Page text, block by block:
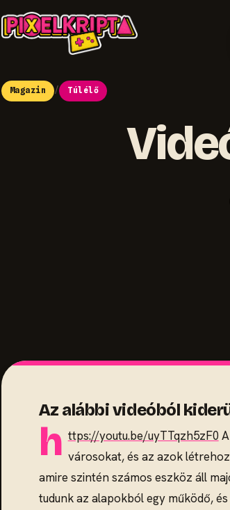
Magazin / Túlélő
Az alábbi videóból
h ttps://youtu.be/uyTTqzh5zF0
városokat, és az azok
amire szintén számos eszköz áll
tudunk az alapokból egy működő,